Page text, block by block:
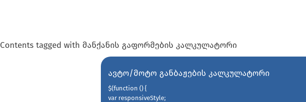
Contents tagged with მანქანის გაფორმების კალკულატორი
ავტო/მოტო განბაჟების კალკულატორი
$(function () {
var responsiveStyle;